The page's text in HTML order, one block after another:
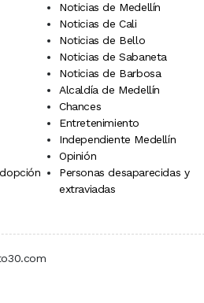
Noticias de Medellín
Noticias de Cali
Noticias de Bello
Noticias de Sabaneta
Noticias de Barbosa
Alcaldía de Medellín
Chances
Entretenimiento
Independiente Medellín
Opinión
Personas desaparecidas y
extraviadas